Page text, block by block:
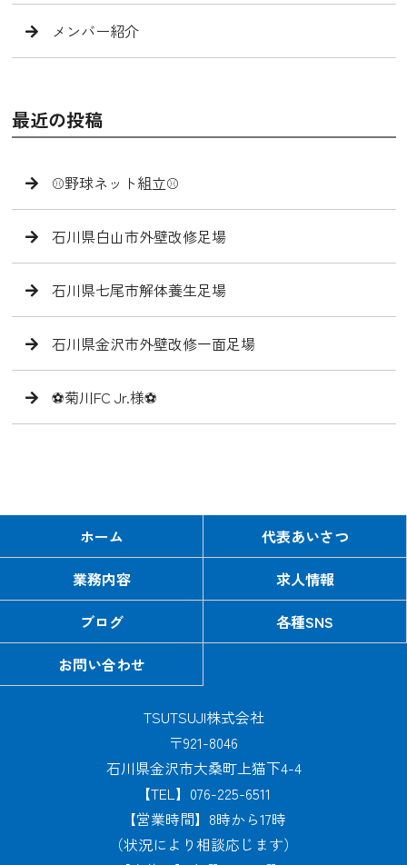
メンバー紹介
最近の投稿
⚾️野球ネット組立⚾️
石川県白山市外壁改修足場
石川県七尾市解体養生足場
石川県金沢市外壁改修一面足場
⚽️菊川FC Jr.様⚽️
ホーム
代表あいさつ
業務内容
求人情報
ブログ
各種SNS
お問い合わせ
TSUTSUJI株式会社
〒921-8046
石川県金沢市大桑町上猫下4-4
【TEL】076-225-6511
【営業時間】8時から17時
（状況により相談応じます）